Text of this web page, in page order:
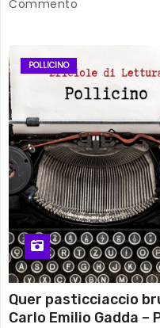
Commento
POLLICINO
Quer pasticciaccio
Carlo Emilio Gadda